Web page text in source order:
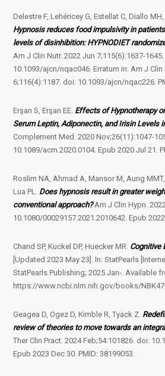
Delestre F, Lehéricey G, Estellat C, Diallo MH,
Hypnosis reduces food impulsivity in
levels of disinhibition: HYPNODIET
Am J Clin Nutr. 2022 Jun 7;115(6):1637-
10.1093/ajcn/nqac046. Erratum in: Am J Clin
6;116(4):1187. doi: 10.1093/ajcn/nqac226.
Erşan S, Erşan EE. Effects of Hypnotherapy
Serum Leptin, Adiponectin, and Irisin Levels
Complement Med. 2020 Nov;26(11):1047-
10.1089/acm.2020.0104. Epub 2020 Jul 21.
Roslim NA, Ahmad A, Mansor M, Aung
Lua PL. Does hypnosis result in greater
conventional approach?Am J Clin Hypn.
10.1080/00029157.2021.2010642. Epub
Chand SP, Kuckel DP, Huecker MR. Cognitive
[Updated 2023 May 23]. In: StatPearls
StatPearls Publishing; 2025 Jan-. Available
https://www.ncbi.nlm.nih.gov/books/
Geagea D, Ogez D, Kimble R, Tyack Z.
review of theories to move towards an
Ther Clin Pract. 2024 Feb;54:101826. doi:
Epub 2023 Dec 30. PMID: 38199053.